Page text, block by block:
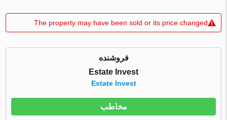
The property may have been sold or its price changed
فروشنده
Estate Invest
Estate Invest
مخاطب